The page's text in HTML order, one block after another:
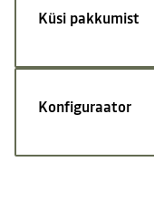
Küsi pakkumist
Konfiguraator